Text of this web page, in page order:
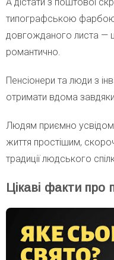
типографською
довгожданого листа —
романтично.
Пенсіонери та люди з
отримати вдома
Людям приємно
життя простішим,
традиції людського
Цікаві факти про